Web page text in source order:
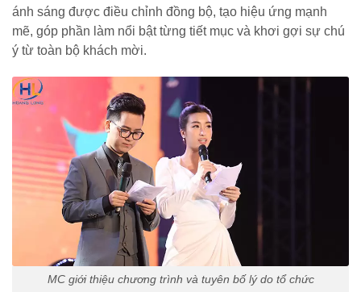
ánh sáng được điều chỉnh đồng bộ, tạo hiệu ứng mạnh
mẽ, góp phần làm nổi bật từng tiết mục và khơi gợi sự chú
ý từ toàn bộ khách mời.
MC giới thiệu chương trình và tuyên bố lý do tổ chức